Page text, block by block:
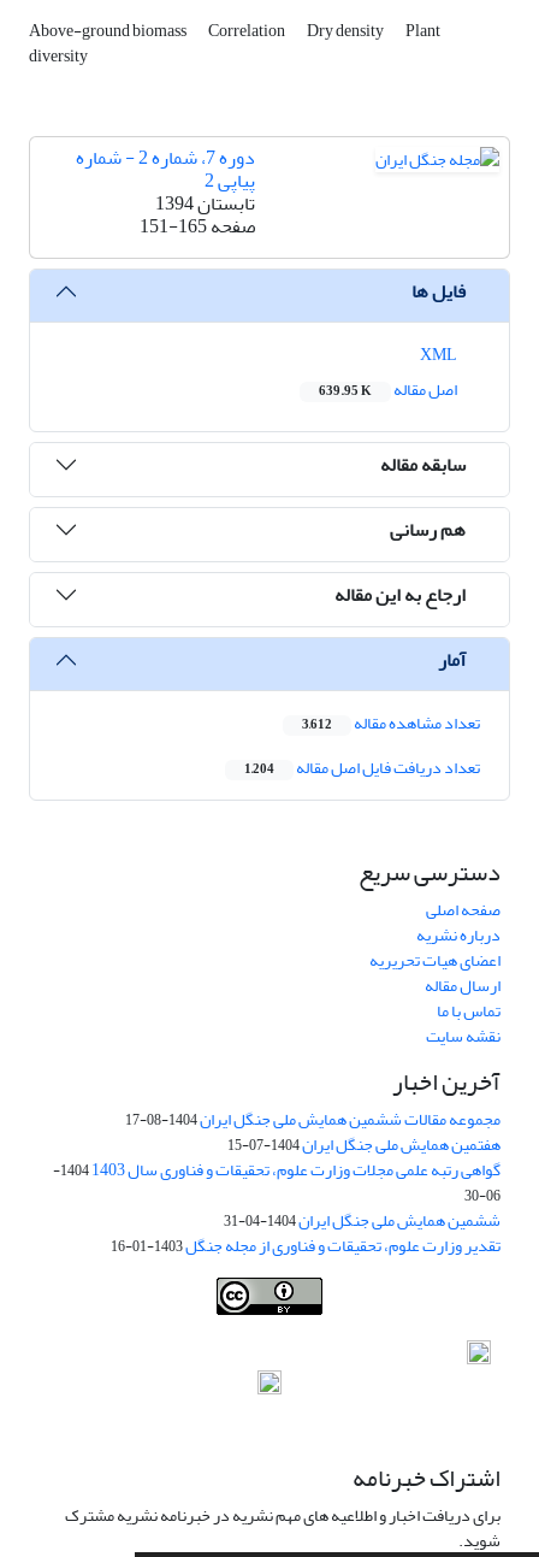
Above-ground biomass Correlation Dry density Plant
diversity
دوره 7، شماره 2 - شماره
پیاپی 2
تابستان 1394
صفحه151-165
فایل ها
اصل مقاله
639.95 K
سابقه مقاله
هم رسانی
ارجاع به این مقاله
آمار
تعداد مشاهده مقاله 3,612
تعداد دریافت فایل اصل مقاله 1,204
دسترسی سریع
صفحه اصلی
درباره نشریه
اعضای هیات تحریریه
ارسال مقاله
تماس با ما
نقشه سایت
آخرین اخبار
مجموعه مقالات ششمین همایش ملی جنگل ایران1404-08-17
هفتمین همایش ملی جنگل ایران1404-07-15
گواهی رتبه علمی مجلات وزارت علوم، تحقیقات و فناوری سال 1403
1404-
06-30
ششمین همایش ملی جنگل ایران1404-04-31
تقدیر وزارت علوم، تحقیقات و فناوری از مجله جنگل1403-01-16
اشتراک خبرنامه
برای دریافت اخبار و اطلاعیه های مهم نشریه در خبرنامه نشریه مشترک
شوید.